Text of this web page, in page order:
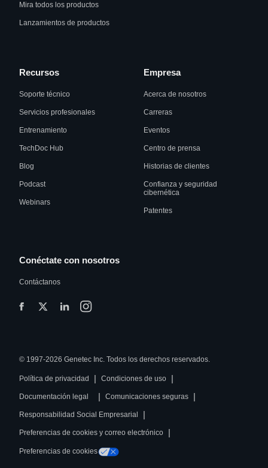
Mira todos los productos
Lanzamientos de productos
Recursos
Soporte técnico
Servicios profesionales
Entrenamiento
TechDoc Hub
Blog
Podcast
Webinars
Empresa
Acerca de nosotros
Carreras
Eventos
Centro de prensa
Historias de clientes
Confianza y seguridad
cibernética
Patentes
Conéctate con nosotros
Contáctanos
© 1997-2026 Genetec Inc. Todos los derechos reservados.
Política de privacidad | Condiciones de uso |
Documentación legal | Comunicaciones seguras |
Responsabilidad Social Empresarial |
Preferencias de cookies y correo electrónico |
Preferencias de cookies